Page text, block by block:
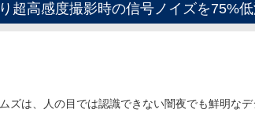
超高感度撮影時の信号ノイズを75%低
ズは、人の目では認識できない闇夜でも鮮明な